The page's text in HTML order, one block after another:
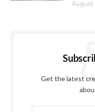
August
Get the latest